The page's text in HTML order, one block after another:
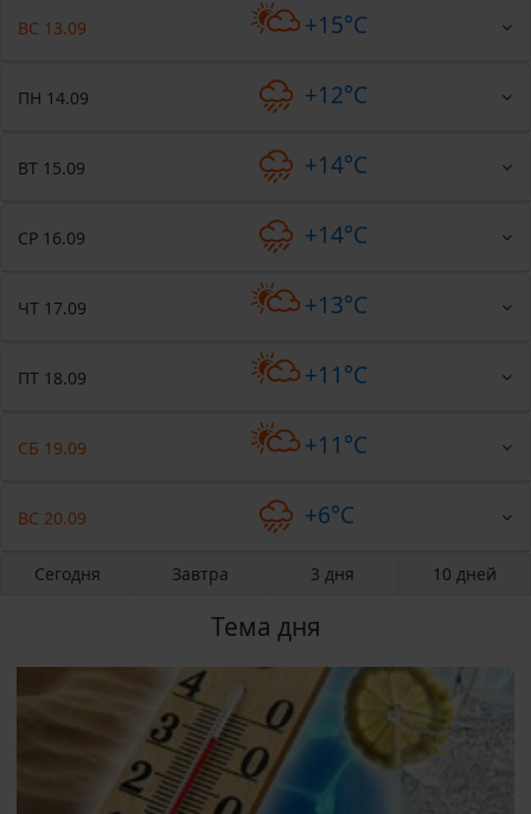
ВС 13.09 +15°C
ПН 14.09 +12°C
ВТ 15.09 +14°C
СР 16.09 +14°C
ЧТ 17.09 +13°C
ПТ 18.09 +11°C
СБ 19.09 +11°C
ВС 20.09 +6°C
Сегодня Завтра 3 дня 10 дней
Тема дня